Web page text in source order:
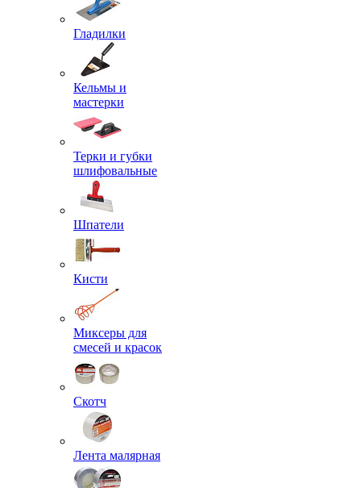
Гладилки
Кельмы и
мастерки
Терки и губки
шлифовальные
Шпатели
Кисти
Миксеры для
смесей и красок
Скотч
Лента малярная